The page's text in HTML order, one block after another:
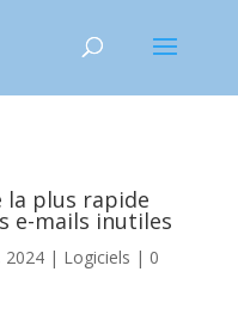
la plus rapide
e-mails inutiles
2024| Logiciels | 0